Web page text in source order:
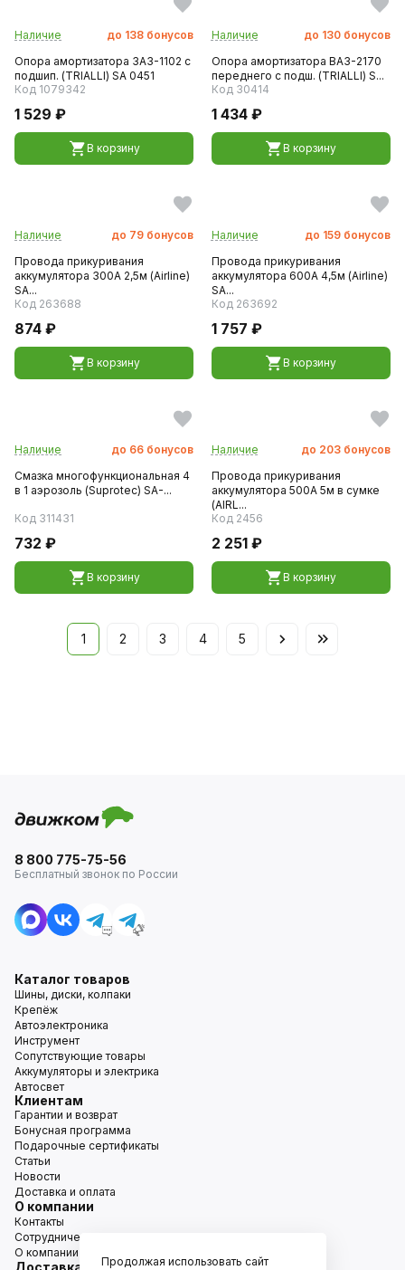
Наличие до 138 бонусов
Опора амортизатора ЗАЗ-1102 с
подшип. (TRIALLI) SA 0451
Код 1079342
1 529 ₽
В корзину
Наличие до 130 бонусов
Опора амортизатора ВАЗ-2170
переднего с подш. (TRIALLI) S...
Код 30414
1 434 ₽
В корзину
Наличие до 79 бонусов
Провода прикуривания
аккумулятора 300А 2,5м (Airline)
SA...
Код 263688
874 ₽
В корзину
Наличие до 159 бонусов
Провода прикуривания
аккумулятора 600А 4,5м (Airline)
SA...
Код 263692
1 757 ₽
В корзину
Наличие до 66 бонусов
Смазка многофункциональная 4
в 1 аэрозоль (Suprotec) SA-...
Код 311431
732 ₽
В корзину
Наличие до 203 бонусов
Провода прикуривания
аккумулятора 500А 5м в сумке
(AIRL...
Код 2456
2 251 ₽
В корзину
1 2 3 4 5
8 800 775-75-56
Бесплатный звонок по России
Каталог товаров
Шины, диски, колпаки
Крепёж
Автоэлектроника
Инструмент
Сопутствующие товары
Аккумуляторы и электрика
Автосвет
Клиентам
Гарантии и возврат
Бонусная программа
Подарочные сертификаты
Статьи
Новости
Доставка и оплата
О компании
Контакты
Сотрудничество
О компании
Доставка
Продолжая использовать сайт